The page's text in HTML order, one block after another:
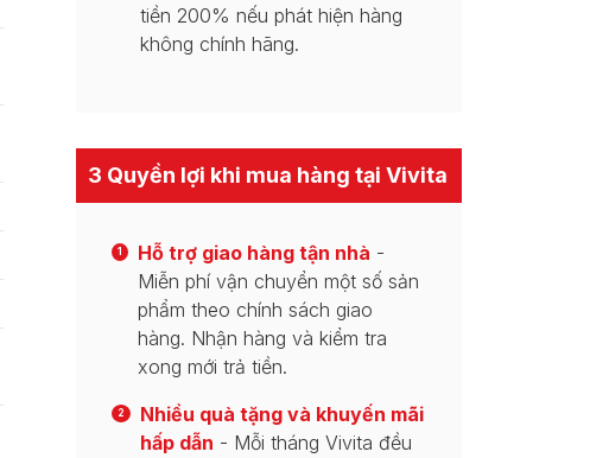
tiền 200% nếu phát hiện hàng
không chính hãng.
3 Quyền lợi khi mua hàng tại Vivita
1 Hỗ trợ giao hàng tận nhà -
Miễn phí vận chuyển một số sản
phẩm theo chính sách giao
hàng. Nhận hàng và kiểm tra
xong mới trả tiền.
2
Nhiều quà tặng và khuyến mãi
hấp dẫn - Mỗi tháng Vivita đều